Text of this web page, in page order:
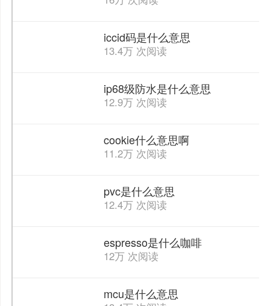
iccid码是什么意思
13.4万 次阅读
ip68级防水是什么意思
12.9万 次阅读
cookie什么意思啊
11.2万 次阅读
pvc是什么意思
12.4万 次阅读
espresso是什么咖啡
12万 次阅读
mcu是什么意思